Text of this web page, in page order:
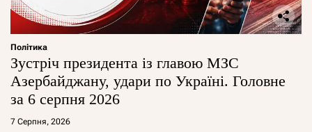
Політика
Зустріч президента із главою МЗС
Азербайджану, удари по Україні. Головне
за 6 серпня 2026
7 Серпня, 2026